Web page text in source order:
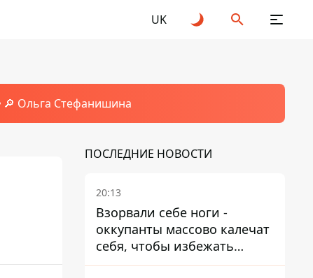
UK
🔎 Ольга Стефанишина
ПОСЛЕДНИЕ НОВОСТИ
20:13
Взорвали себе ноги -
оккупанты массово калечат
себя, чтобы избежать
штурмов - ГУР